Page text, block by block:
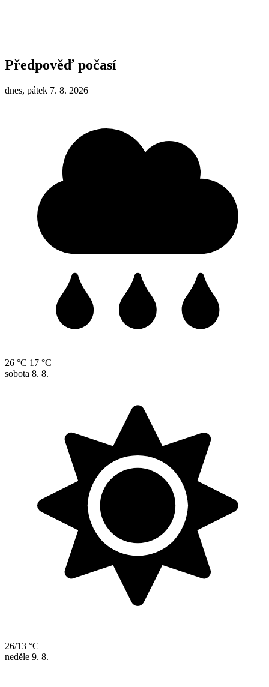
Předpověď počasí
dnes, pátek 7. 8. 2026
26 °C 17 °C
sobota 8. 8.
26/13 °C
neděle 9. 8.